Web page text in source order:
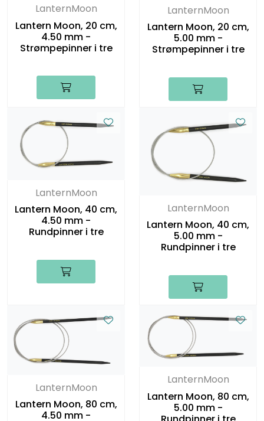
LanternMoon
Lantern Moon, 20 cm,
4.50 mm -
Strømpepinner i tre
LanternMoon
Lantern Moon, 20 cm,
5.00 mm -
Strømpepinner i tre
LanternMoon
Lantern Moon, 40 cm,
4.50 mm -
Rundpinner i tre
LanternMoon
Lantern Moon, 40 cm,
5.00 mm -
Rundpinner i tre
LanternMoon
Lantern Moon, 80 cm,
4.50 mm -
LanternMoon
Lantern Moon, 80 cm,
5.00 mm -